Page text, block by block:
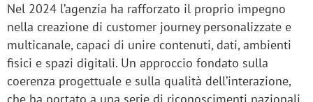
Nel 2024 l’agenzia ha rafforzato il proprio impegno
nella creazione di customer journey personalizzate e
multicanale, capaci di unire contenuti, dati, ambienti
fisici e spazi digitali. Un approccio fondato sulla
coerenza progettuale e sulla qualità dell’interazione,